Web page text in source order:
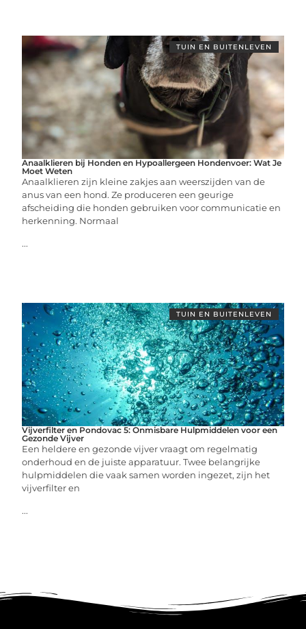
TUIN EN BUITENLEVEN
Anaalklieren bij Honden en Hypoallergeen Hondenvoer: Wat Je
Moet Weten
Anaalklieren zijn kleine zakjes aan weerszijden van de
anus van een hond. Ze produceren een geurige
afscheiding die honden gebruiken voor communicatie en
herkenning. Normaal
...
TUIN EN BUITENLEVEN
Vijverfilter en Pondovac 5: Onmisbare Hulpmiddelen voor een
Gezonde Vijver
Een heldere en gezonde vijver vraagt om regelmatig
onderhoud en de juiste apparatuur. Twee belangrijke
hulpmiddelen die vaak samen worden ingezet, zijn het
vijverfilter en
...